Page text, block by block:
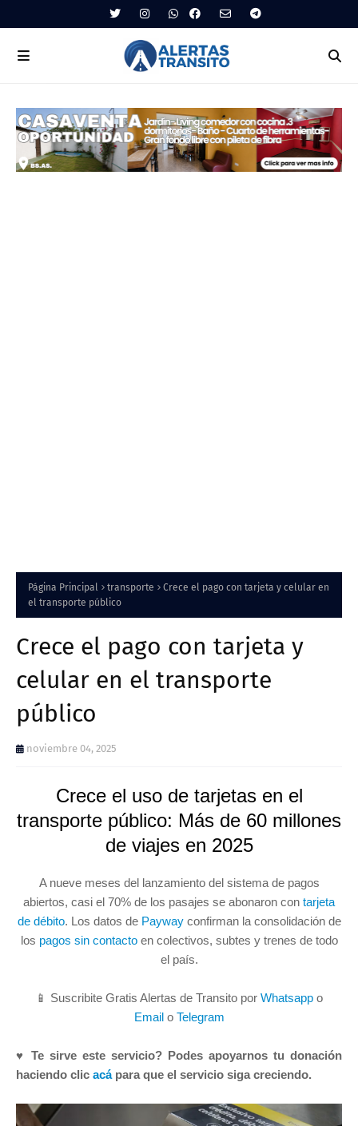
Página Principal transporte
Crece el pago con tarjeta y celular en
el transporte público
Crece el pago con tarjeta y
celular en el transporte
público
noviembre 04, 2025
Crece el uso de tarjetas en el
transporte público: Más de 60 millones
de viajes en 2025
A nueve meses del lanzamiento del sistema de pagos
abiertos, casi el 70% de los pasajes se abonaron con tarjeta
de débito. Los datos de Paywayconfirman la consolidación de
los pagos sin contactoen colectivos, subtes y trenes de todo
el país.
📱 Suscribite Gratis Alertas de Transito por Whatsapp o
Emailo Telegram
♥ Te sirve este servicio? Podes apoyarnos tu donación
haciendo clic acápara que el servicio siga creciendo.